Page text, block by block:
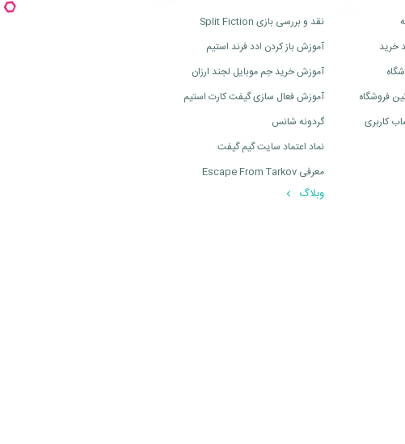
خرید
فروشگاه
کاربری
نقد و بررسی بازی Split Fiction
آموزش باز کردن ادد فرند استیم
آموزش خرید جم موبایل لجند ارزان
آموزش فعال سازی گیفت کارت استیم
گردونه شانس
نماد اعتماد سایت گیم گیفت
معرفی Escape From Tarkov
وبلاگ